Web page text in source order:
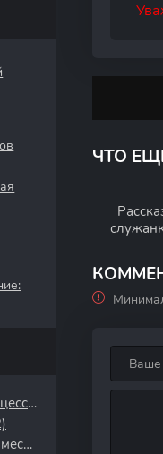
ЧТО
Возлюбленный принцессы (2011)
Маша и Медведь: 12 месяцев (2022)